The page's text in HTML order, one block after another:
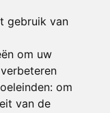
gebruik van
om uw
om
van de